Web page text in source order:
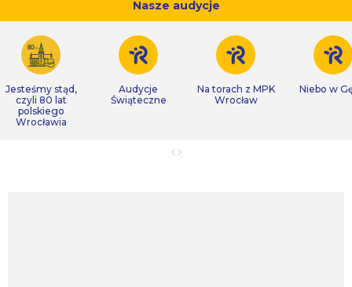
Nasze audycje
Jesteśmy stąd,
czyli 80 lat
polskiego
Wrocławia
Audycje
Świąteczne
Na torach z MPK
Wrocław
Niebo w